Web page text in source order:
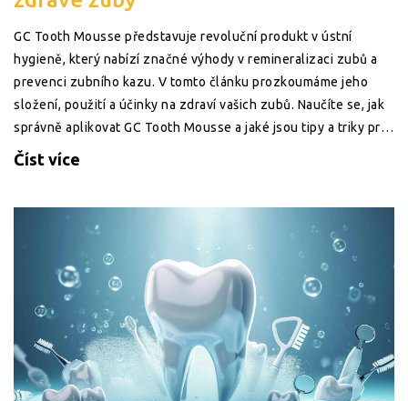
GC Tooth Mousse představuje revoluční produkt v ústní
hygieně, který nabízí značné výhody v remineralizaci zubů a
prevenci zubního kazu. V tomto článku prozkoumáme jeho
složení, použití a účinky na zdraví vašich zubů. Naučíte se, jak
správně aplikovat GC Tooth Mousse a jaké jsou tipy a triky pro
maximální účinek. Tento článek poskytuje ucelený pohled na
Číst více